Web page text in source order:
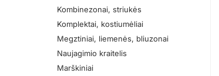
Kombinezonai, striukės
Komplektai, kostiumėliai
Megztiniai, liemenės, bliuzonai
Naujagimio kraitelis
Marškiniai